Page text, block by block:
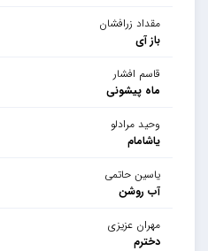
مقداد زرافشان
باز آی
قاسم افشار
ماه پیشونی
وحید مرادلو
یاشامام
یاسین حاتمی
آب روشن
مهران عزیزی
دخترم